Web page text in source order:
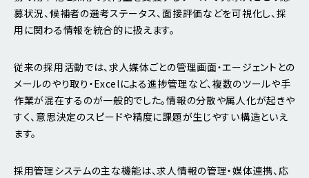
募状況、候補者の選考ステータス、面接評価などを可視化し、採
用に関わる情報を統合的に扱えます。
従来の採用活動では、求人媒体ごとの管理画面・エージェントとの
メールのやり取り・Excelによる進捗管理など、複数のツールや手
作業が混在するのが一般的でした。情報の分散や属人化が起きや
すく、意思決定のスピードや精度に課題が生じやすい構造といえ
ます。
採用管理システムの主な機能は、求人情報の管理・媒体連携、応